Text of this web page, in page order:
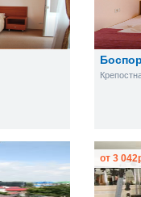
от 3 042